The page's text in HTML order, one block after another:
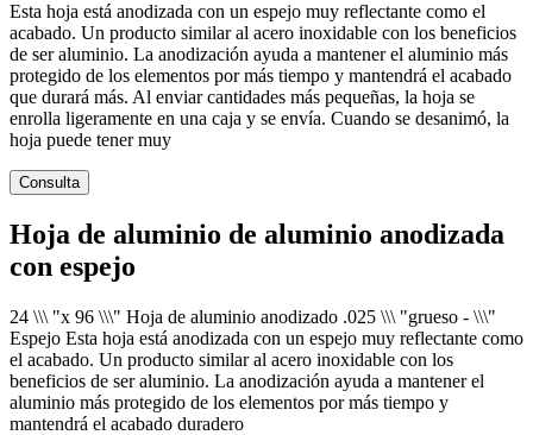
Esta hoja está anodizada con un espejo muy reflectante como el
acabado. Un producto similar al acero inoxidable con los beneficios
de ser aluminio. La anodización ayuda a mantener el aluminio más
protegido de los elementos por más tiempo y mantendrá el acabado
que durará más. Al enviar cantidades más pequeñas, la hoja se
enrolla ligeramente en una caja y se envía. Cuando se desanimó, la
hoja puede tener muy
Consulta
Hoja de aluminio de aluminio anodizada
con espejo
24 \\\ "x 96 \\\" Hoja de aluminio anodizado .025 \\\ "grueso - \\\"
Espejo Esta hoja está anodizada con un espejo muy reflectante como
el acabado. Un producto similar al acero inoxidable con los
beneficios de ser aluminio. La anodización ayuda a mantener el
aluminio más protegido de los elementos por más tiempo y
mantendrá el acabado duradero